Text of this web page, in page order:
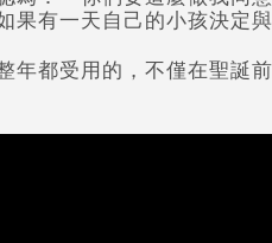
有一天自己的小孩決定
年都受用的，不僅在聖誕